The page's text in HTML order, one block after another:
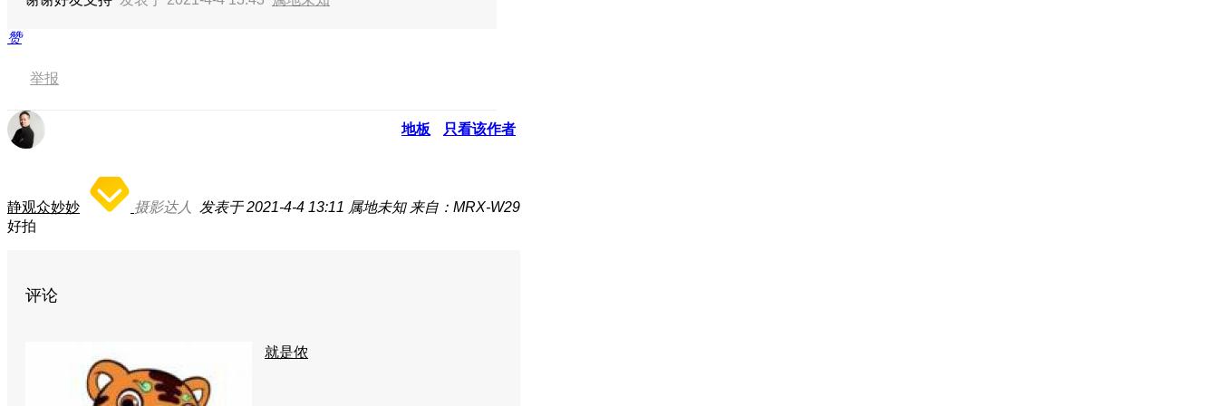
赞
举报
地板 只看该作者
静观众妙妙 摄影达人 发表于 2021-4-4 13:11 属地未知 来自：MRX-W29
好拍
评论
就是侬